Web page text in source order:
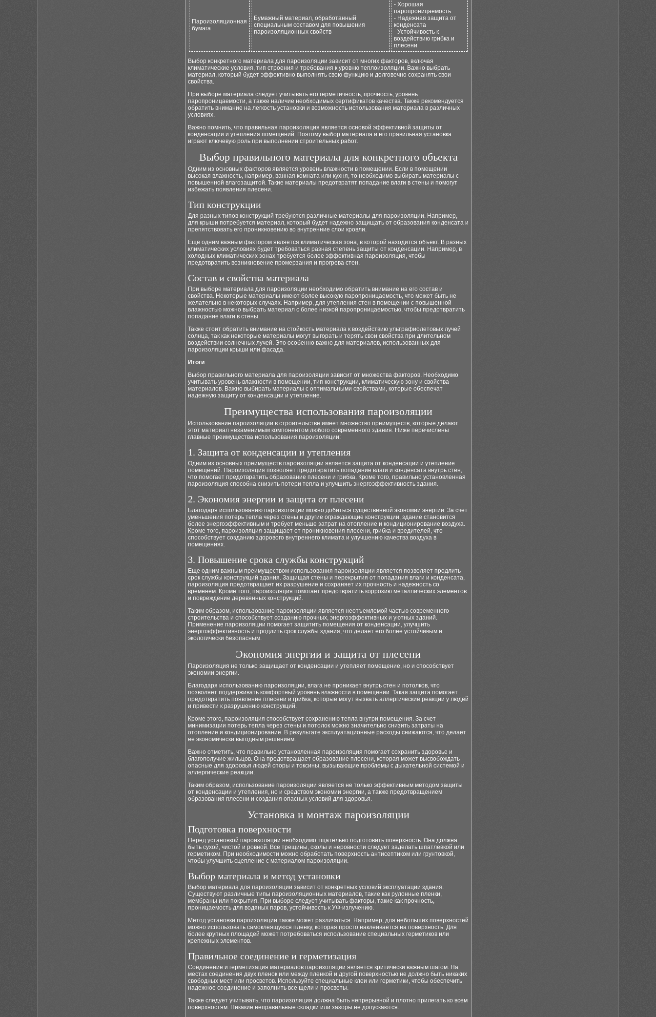
Пароизоляционная
бумага
Бумажный материал, обработанный
специальным составом для повышения
пароизоляционных свойств
- Хорошая
паропроницаемость
- Надежная защита от
конденсата
- Устойчивость к
воздействию грибка и
плесени
Выбор конкретного материала для пароизоляции зависит от многих факторов, включая
климатические условия, тип строения и требования к уровню теплоизоляции. Важно выбрать
материал, который будет эффективно выполнять свою функцию и долговечно сохранять свои
свойства.
При выборе материала следует учитывать его герметичность, прочность, уровень
паропроницаемости, а также наличие необходимых сертификатов качества. Также рекомендуется
обратить внимание на легкость установки и возможность использования материала в различных
условиях.
Важно помнить, что правильная пароизоляция является основой эффективной защиты от
конденсации и утепления помещений. Поэтому выбор материала и его правильная установка
играют ключевую роль при выполнении строительных работ.
Выбор правильного материала для конкретного объекта
Одним из основных факторов является уровень влажности в помещении. Если в помещении
высокая влажность, например, ванная комната или кухня, то необходимо выбирать материалы с
повышенной влагозащитой. Такие материалы предотвратят попадание влаги в стены и помогут
избежать появления плесени.
Тип конструкции
Для разных типов конструкций требуются различные материалы для пароизоляции. Например,
для крыши потребуется материал, который будет надежно защищать от образования конденсата и
препятствовать его проникновению во внутренние слои кровли.
Еще одним важным фактором является климатическая зона, в которой находится объект. В разных
климатических условиях будет требоваться разная степень защиты от конденсации. Например, в
холодных климатических зонах требуется более эффективная пароизоляция, чтобы
предотвратить возникновение промерзания и прогрева стен.
Состав и свойства материала
При выборе материала для пароизоляции необходимо обратить внимание на его состав и
свойства. Некоторые материалы имеют более высокую паропроницаемость, что может быть не
желательно в некоторых случаях. Например, для утепления стен в помещении с повышенной
влажностью можно выбрать материал с более низкой паропроницаемостью, чтобы предотвратить
попадание влаги в стены.
Также стоит обратить внимание на стойкость материала к воздействию ультрафиолетовых лучей
солнца, так как некоторые материалы могут выгорать и терять свои свойства при длительном
воздействии солнечных лучей. Это особенно важно для материалов, использованных для
пароизоляции крыши или фасада.
Итоги
Выбор правильного материала для пароизоляции зависит от множества факторов. Необходимо
учитывать уровень влажности в помещении, тип конструкции, климатическую зону и свойства
материалов. Важно выбирать материалы с оптимальными свойствами, которые обеспечат
надежную защиту от конденсации и утепление.
Преимущества использования пароизоляции
Использование пароизоляции в строительстве имеет множество преимуществ, которые делают
этот материал незаменимым компонентом любого современного здания. Ниже перечислены
главные преимущества использования пароизоляции:
1. Защита от конденсации и утепления
Одним из основных преимуществ пароизоляции является защита от конденсации и утепление
помещений. Пароизоляция позволяет предотвратить попадание влаги и конденсата внутрь стен,
что помогает предотвратить образование плесени и грибка. Кроме того, правильно установленная
пароизоляция способна снизить потери тепла и улучшить энергоэффективность здания.
2. Экономия энергии и защита от плесени
Благодаря использованию пароизоляции можно добиться существенной экономии энергии. За счет
уменьшения потерь тепла через стены и другие ограждающие конструкции, здание становится
более энергоэффективным и требует меньше затрат на отопление и кондиционирование воздуха.
Кроме того, пароизоляция защищает от проникновения плесени, грибка и вредителей, что
способствует созданию здорового внутреннего климата и улучшению качества воздуха в
помещениях.
3. Повышение срока службы конструкций
Еще одним важным преимуществом использования пароизоляции является позволяет продлить
срок службы конструкций здания. Защищая стены и перекрытия от попадания влаги и конденсата,
пароизоляция предотвращает их разрушение и сохраняет их прочность и надежность со
временем. Кроме того, пароизоляция помогает предотвратить коррозию металлических элементов
и повреждение деревянных конструкций.
Таким образом, использование пароизоляции является неотъемлемой частью современного
строительства и способствует созданию прочных, энергоэффективных и уютных зданий.
Применение пароизоляции помогает защитить помещения от конденсации, улучшить
энергоэффективность и продлить срок службы здания, что делает его более устойчивым и
экологически безопасным.
Экономия энергии и защита от плесени
Пароизоляция не только защищает от конденсации и утепляет помещение, но и способствует
экономии энергии.
Благодаря использованию пароизоляции, влага не проникает внутрь стен и потолков, что
позволяет поддерживать комфортный уровень влажности в помещении. Такая защита помогает
предотвратить появление плесени и грибка, которые могут вызвать аллергические реакции у людей
и привести к разрушению конструкций.
Кроме этого, пароизоляция способствует сохранению тепла внутри помещения. За счет
минимизации потерь тепла через стены и потолок можно значительно снизить затраты на
отопление и кондиционирование. В результате эксплуатационные расходы снижаются, что делает
ее экономически выгодным решением.
Важно отметить, что правильно установленная пароизоляция помогает сохранить здоровье и
благополучие жильцов. Она предотвращает образование плесени, которая может высвобождать
опасные для здоровья людей споры и токсины, вызывающие проблемы с дыхательной системой и
аллергические реакции.
Таким образом, использование пароизоляции является не только эффективным методом защиты
от конденсации и утепления, но и средством экономии энергии, а также предотвращением
образования плесени и создания опасных условий для здоровья.
Установка и монтаж пароизоляции
Подготовка поверхности
Перед установкой пароизоляции необходимо тщательно подготовить поверхность. Она должна
быть сухой, чистой и ровной. Все трещины, сколы и неровности следует заделать шпатлевкой или
герметиком. При необходимости можно обработать поверхность антисептиком или грунтовкой,
чтобы улучшить сцепление с материалом пароизоляции.
Выбор материала и метод установки
Выбор материала для пароизоляции зависит от конкретных условий эксплуатации здания.
Существуют различные типы пароизоляционных материалов, такие как рулонные пленки,
мембраны или покрытия. При выборе следует учитывать факторы, такие как прочность,
проницаемость для водяных паров, устойчивость к УФ-излучению.
Метод установки пароизоляции также может различаться. Например, для небольших поверхностей
можно использовать самоклеящуюся пленку, которая просто наклеивается на поверхность. Для
более крупных площадей может потребоваться использование специальных герметиков или
крепежных элементов.
Правильное соединение и герметизация
Соединение и герметизация материалов пароизоляции является критически важным шагом. На
местах соединения двух пленок или между пленкой и другой поверхностью не должно быть никаких
свободных мест или просветов. Используйте специальные клеи или герметики, чтобы обеспечить
надежное соединение и заполнить все щели и просветы.
Также следует учитывать, что пароизоляция должна быть непрерывной и плотно прилегать ко всем
поверхностям. Никакие неправильные складки или зазоры не допускаются.